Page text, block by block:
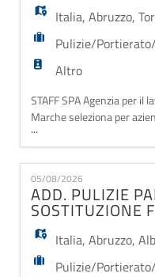
Italia,Abruzzo,
Pulizie/
Altro
STAFF SPA Agenzia per il
Marche seleziona per
ADDETTO/A PULIZIE
ferie dal 12 al 26 agosto
servizio di pulizie
al VENERDI' per un'ora e
totale di 7,5 ore settimanali.
...
05/08/2026
ADD. PULIZIE
SOSTITUZIONE
Italia,Abruzzo,
Pulizie/